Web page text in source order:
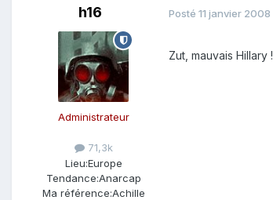
h16
Administrateur
71,3k
Lieu:Europe
Tendance:Anarcap
Ma référence:Achille
Posté 11 janvier 2008
Zut, mauvais Hillary !